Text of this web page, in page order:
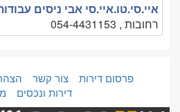
איי.סי.טו.איי.סי אבי ניסים
רחובות , 054-4431153
פרסום דירות צור קשר
דירות ונכסים